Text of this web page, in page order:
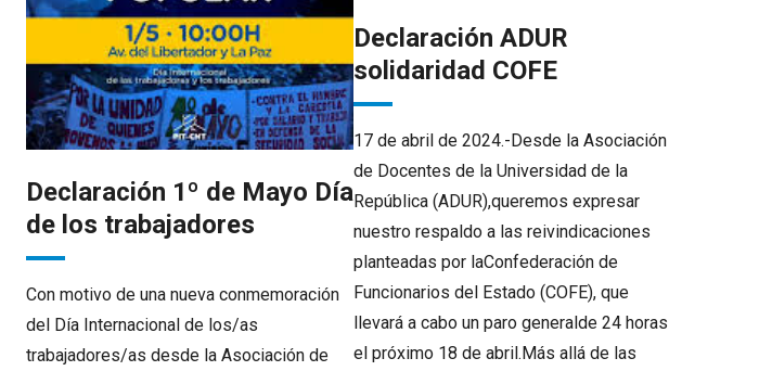
Declaración 1º de Mayo Día
de los trabajadores
Con motivo de una nueva conmemoración
del Día Internacional de los/as
trabajadores/as desde la Asociación de
Declaración ADUR
solidaridad COFE
17 de abril de 2024.-Desde la Asociación
de Docentes de la Universidad de la
República (ADUR),queremos expresar
nuestro respaldo a las reivindicaciones
planteadas por laConfederación de
Funcionarios del Estado (COFE), que
llevará a cabo un paro generalde 24 horas
el próximo 18 de abril.Más allá de las